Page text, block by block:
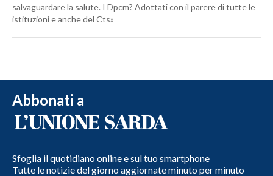
salvaguardare la salute. I Dpcm? Adottati con il parere di tutte le
istituzioni e anche del Cts»
Abbonati a
Sfoglia il quotidiano online e sul tuo smartphone
Tutte le notizie del giorno aggiornate minuto per minuto